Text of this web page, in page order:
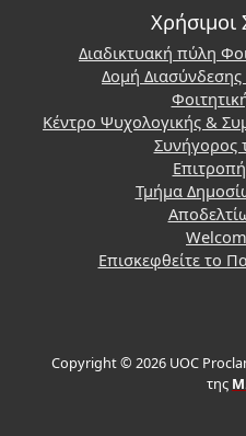
Χρήσιμοι
Διαδικτυακή πύλη
Δομή Διασύνδεσης
Κέντρο Ψυχολογικής &
Συνήγορος
Τμήμα
Επισκεφθείτε το
Copyright © 2026 UOC
της